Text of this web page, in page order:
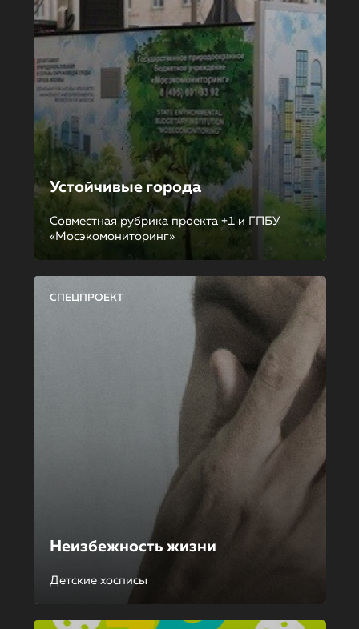
Устойчивые города
Совместная рубрика проекта +1 и ГПБУ
«Мосэкомониторинг»
СПЕЦПРОЕКТ
Неизбежность жизни
Детские хосписы